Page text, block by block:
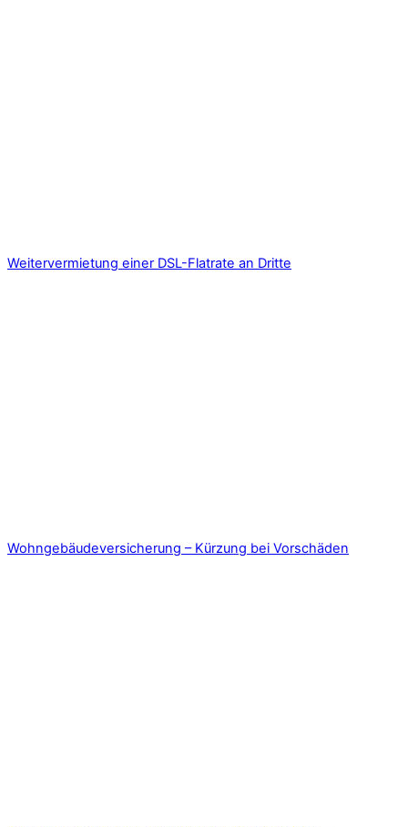
Weitervermietung einer DSL-Flatrate an Dritte
Wohngebäudeversicherung – Kürzung bei Vorschäden